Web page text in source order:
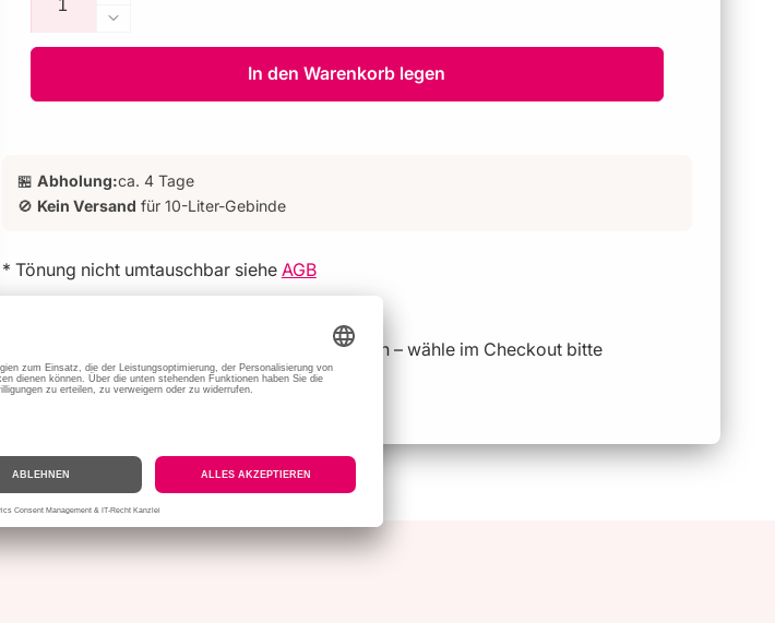
die
Menge
Verringere
die
für
In den Warenkorb legen
🏪 Abholung:ca. 4 Tage
🚫 Kein Versand für 10-Liter-Gebinde
* Tönung nicht umtauschbar siehe AGB
10 L Gebinde sind vom Versand ausgeschlossen – wähle im Checkout bitte
„Abholung vor Ort“.